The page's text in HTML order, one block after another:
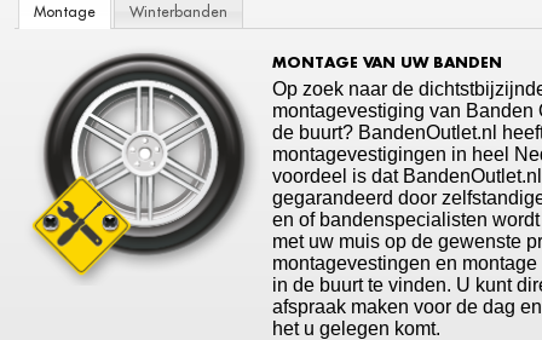
Montage Winterbanden
MONTAGE VAN UW BANDEN
Op zoek naar de
montagevestiging van Banden
de buurt? BandenOutlet.nl
montagevestigingen in heel
voordeel is dat
gegarandeerd door
en of bandenspecialisten
met uw muis op de gewenste
montagevestingen en
in de buurt te vinden. U kunt
afspraak maken voor de dag
het u gelegen komt.